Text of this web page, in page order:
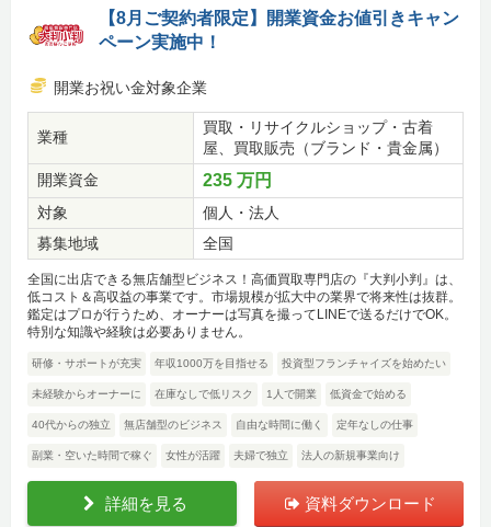
【8月ご契約者限定】開業資金お値引きキャン
ペーン実施中！
開業お祝い金対象企業
業種
買取・リサイクルショップ・古着
屋、買取販売（ブランド・貴金属）
開業資金
235 万円
対象
個人・法人
募集地域
全国
全国に出店できる無店舗型ビジネス！高価買取専門店の『大判小判』は、
低コスト＆高収益の事業です。市場規模が拡大中の業界で将来性は抜群。
鑑定はプロが行うため、オーナーは写真を撮ってLINEで送るだけでOK。
特別な知識や経験は必要ありません。
研修・サポートが充実 年収1000万を目指せる 投資型フランチャイズを始めたい
未経験からオーナーに 在庫なしで低リスク 1人で開業 低資金で始める
40代からの独立 無店舗型のビジネス 自由な時間に働く 定年なしの仕事
副業・空いた時間で稼ぐ 女性が活躍 夫婦で独立 法人の新規事業向け
詳細を見る 資料ダウンロード